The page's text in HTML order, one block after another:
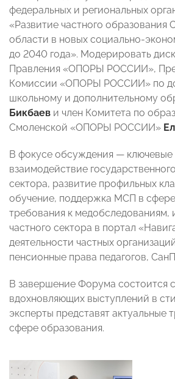
федеральных и региональных
«Развитие частного образования
области в новых социально-
до 2040 года». Модерировать
Правления «ОПОРЫ РОССИИ»,
Комиссии «ОПОРЫ РОССИИ» по
школьному и дополнительному
Бикбаев и член Комитета по
Смоленской «ОПОРЫ РОССИИ»
В фокусе обсуждения —
взаимодействие
сектора, развитие профильных
обучение, поддержка МСП в
требования к медобследованиям,
частного сектора в портал
деятельности частных
пенсионные права педагогов,
В завершение Форума состоится
вдохновляющих выступлений в
эксперты представят актуальные
сфере образования.